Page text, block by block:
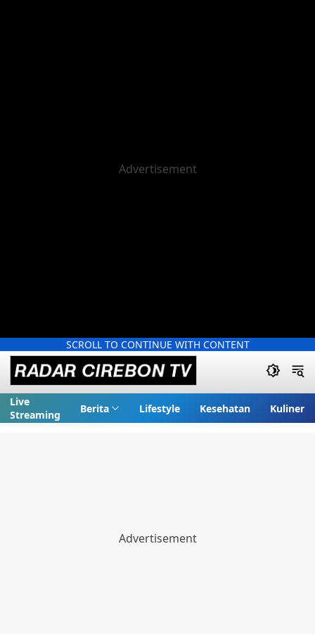
SCROLL TO CONTINUE WITH CONTENT
Live
Streaming
Berita Lifestyle Kesehatan Kuliner